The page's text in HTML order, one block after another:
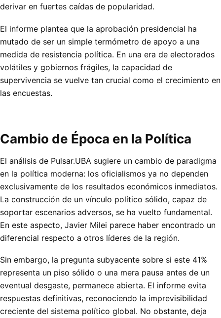
derivar en fuertes caídas de popularidad.
El informe plantea que la aprobación presidencial ha
mutado de ser un simple termómetro de apoyo a una
medida de resistencia política. En una era de electorados
volátiles y gobiernos frágiles, la capacidad de
supervivencia se vuelve tan crucial como el crecimiento en
las encuestas.
Cambio de Época en la Política
El análisis de Pulsar.UBA sugiere un cambio de paradigma
en la política moderna: los oficialismos ya no dependen
exclusivamente de los resultados económicos inmediatos.
La construcción de un vínculo político sólido, capaz de
soportar escenarios adversos, se ha vuelto fundamental.
En este aspecto, Javier Milei parece haber encontrado un
diferencial respecto a otros líderes de la región.
Sin embargo, la pregunta subyacente sobre si este 41%
representa un piso sólido o una mera pausa antes de un
eventual desgaste, permanece abierta. El informe evita
respuestas definitivas, reconociendo la imprevisibilidad
creciente del sistema político global. No obstante, deja